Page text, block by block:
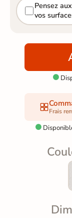
Pensez
vos

Frais
